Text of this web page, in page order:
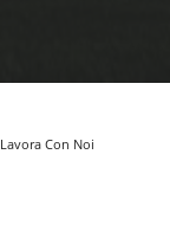
Lavora Con Noi